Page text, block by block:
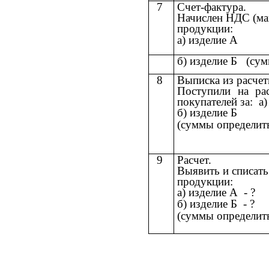
7
Счет-фактура.
Начислен НДС
продукции:
а) изделие А
б) изделие Б
8
Выписка из
Поступили на
покупателей за:
б) изделие Б
(суммы
9
Расчет.
Выявить и
продукции:
а) изделие А - ?
б) изделие Б - ?
(суммы